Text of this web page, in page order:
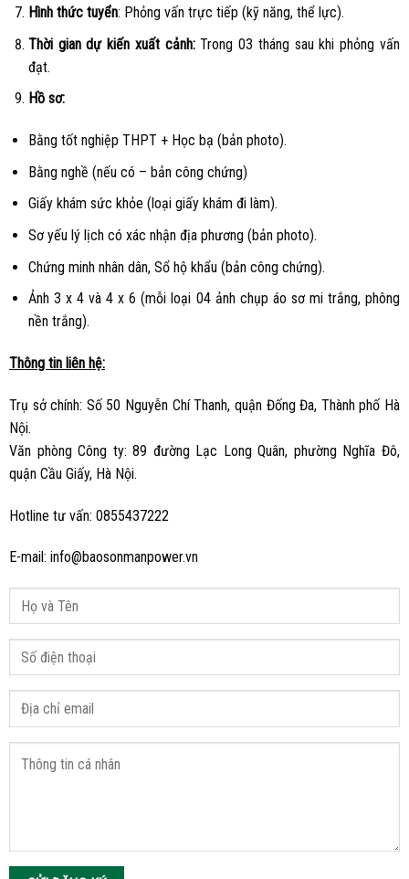
Hình thức tuyển: Phỏng vấn trực tiếp (kỹ năng, thể lực).
Thời gian dự kiến xuất cảnh:Trong 03 tháng sau khi phỏng vấn
đạt.
Hồ sơ:
Bằng tốt nghiệp THPT + Học bạ (bản photo).
Bằng nghề (nếu có – bản công chứng)
Giấy khám sức khỏe (loại giấy khám đi làm).
Sơ yếu lý lịch có xác nhận địa phương (bản photo).
Chứng minh nhân dân, Sổ hộ khẩu (bản công chứng).
Ảnh 3 x 4 và 4 x 6 (mỗi loại 04 ảnh chụp áo sơ mi trắng, phông
nền trắng).
Thông tin liên hệ:
Trụ sở chính: Số 50 Nguyễn Chí Thanh, quận Đống Đa, Thành phố Hà
Nội.
Văn phòng Công ty: 89 đường Lạc Long Quân, phường Nghĩa Đô,
quận Cầu Giấy, Hà Nội.
Hotline tư vấn: 0855437222
E-mail: info@baosonmanpower.vn